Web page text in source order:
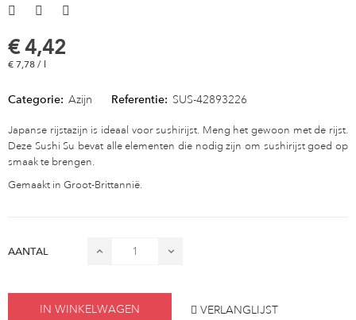
€ 4,42
€ 7,78 / l
Categorie: Azijn Referentie: SUS-42893226
Japanse rijstazijn is ideaal voor sushirijst. Meng het gewoon met de rijst.
Deze Sushi Su bevat alle elementen die nodig zijn om sushirijst goed op
smaak te brengen.
Gemaakt in Groot-Brittannië.
AANTAL
IN WINKELWAGEN VERLANGLIJST